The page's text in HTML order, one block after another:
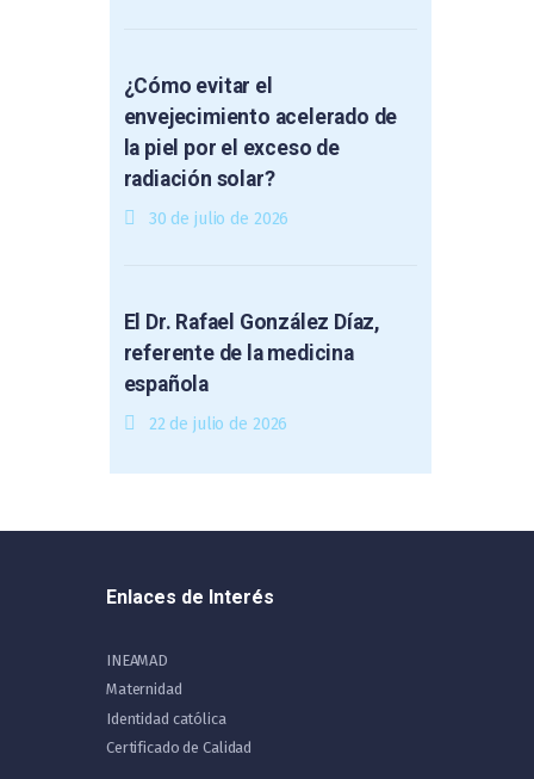
¿Cómo evitar el
envejecimiento acelerado de
la piel por el exceso de
radiación solar?
30 de julio de 2026
El Dr. Rafael González Díaz,
referente de la medicina
española
22 de julio de 2026
Enlaces de Interés
INEAMAD
Maternidad
Identidad católica
Certificado de Calidad